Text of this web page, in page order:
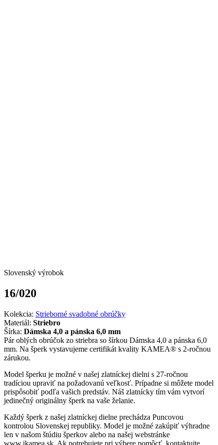
Slovenský výrobok
16/020
Kolekcia: Strieborné svadobné obrúčky
Materiál: Striebro
Šírka: Dámska 4,0 a pánska 6,0 mm
Pár oblých obrúčok zo striebra so šírkou Dámska 4,0 a pánska 6,0
mm. Na šperk vystavujeme certifikát kvality KAMEA® s 2-ročnou
zárukou.
Model šperku je možné v našej zlatníckej dielni s 27-ročnou
tradíciou upraviť na požadovanú veľkosť. Prípadne si môžete model
prispôsobiť podľa vašich predstáv. Náš zlatnícky tím vám vytvorí
jedinečný originálny šperk na vaše želanie.
Každý šperk z našej zlatníckej dielne prechádza Puncovou
kontrolou Slovenskej republiky. Model je možné zakúpiť výhradne
len v našom štúdiu šperkov alebo na našej webstránke
www.ikamea.sk. Ak potrebujete pri výbere pomôcť, kontaktujte